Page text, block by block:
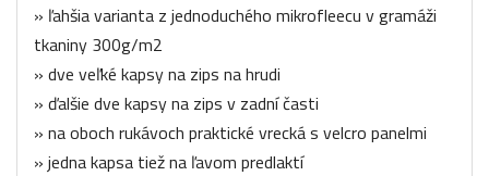
» ľahšia varianta z jednoduchého mikrofleecu v gramáži
tkaniny 300g/m2
» dve veľké kapsy na zips na hrudi
» ďalšie dve kapsy na zips v zadní časti
» na oboch rukávoch praktické vrecká s velcro panelmi
» jedna kapsa tiež na ľavom predlaktí